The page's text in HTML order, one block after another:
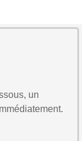
un